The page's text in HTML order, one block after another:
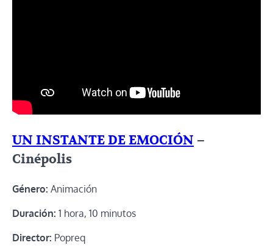
UN INSTANTE DE EMOCIÓN –
Cinépolis
Género: Animación
Duración: 1 hora, 10 minutos
Director: Popreq